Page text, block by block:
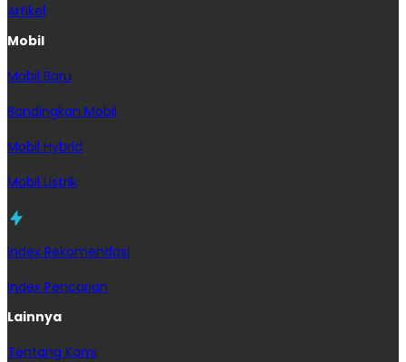
Artikel
Mobil
Mobil Baru
Bandingkan Mobil
Mobil Hybrid
Mobil Listrik
Index Rekomendasi
Index Pencarian
Lainnya
Tentang Kami